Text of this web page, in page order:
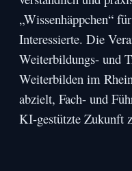
„Wissenhäppchen“
Interessierte. Die
Weiterbildungs- und
Weiterbilden im
abzielt, Fach- und
KI-gestützte Zukunft